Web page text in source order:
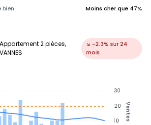
bien Moins cher que 47%
Appartement 2 pièces,
VANNES
↘ -2.3% sur 24
mois
30
20
10 Ventes